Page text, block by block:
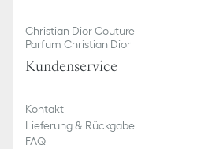
Christian Dior Couture
Parfum Christian Dior
Kundenservice
Kontakt
Lieferung & Rückgabe
FAQ